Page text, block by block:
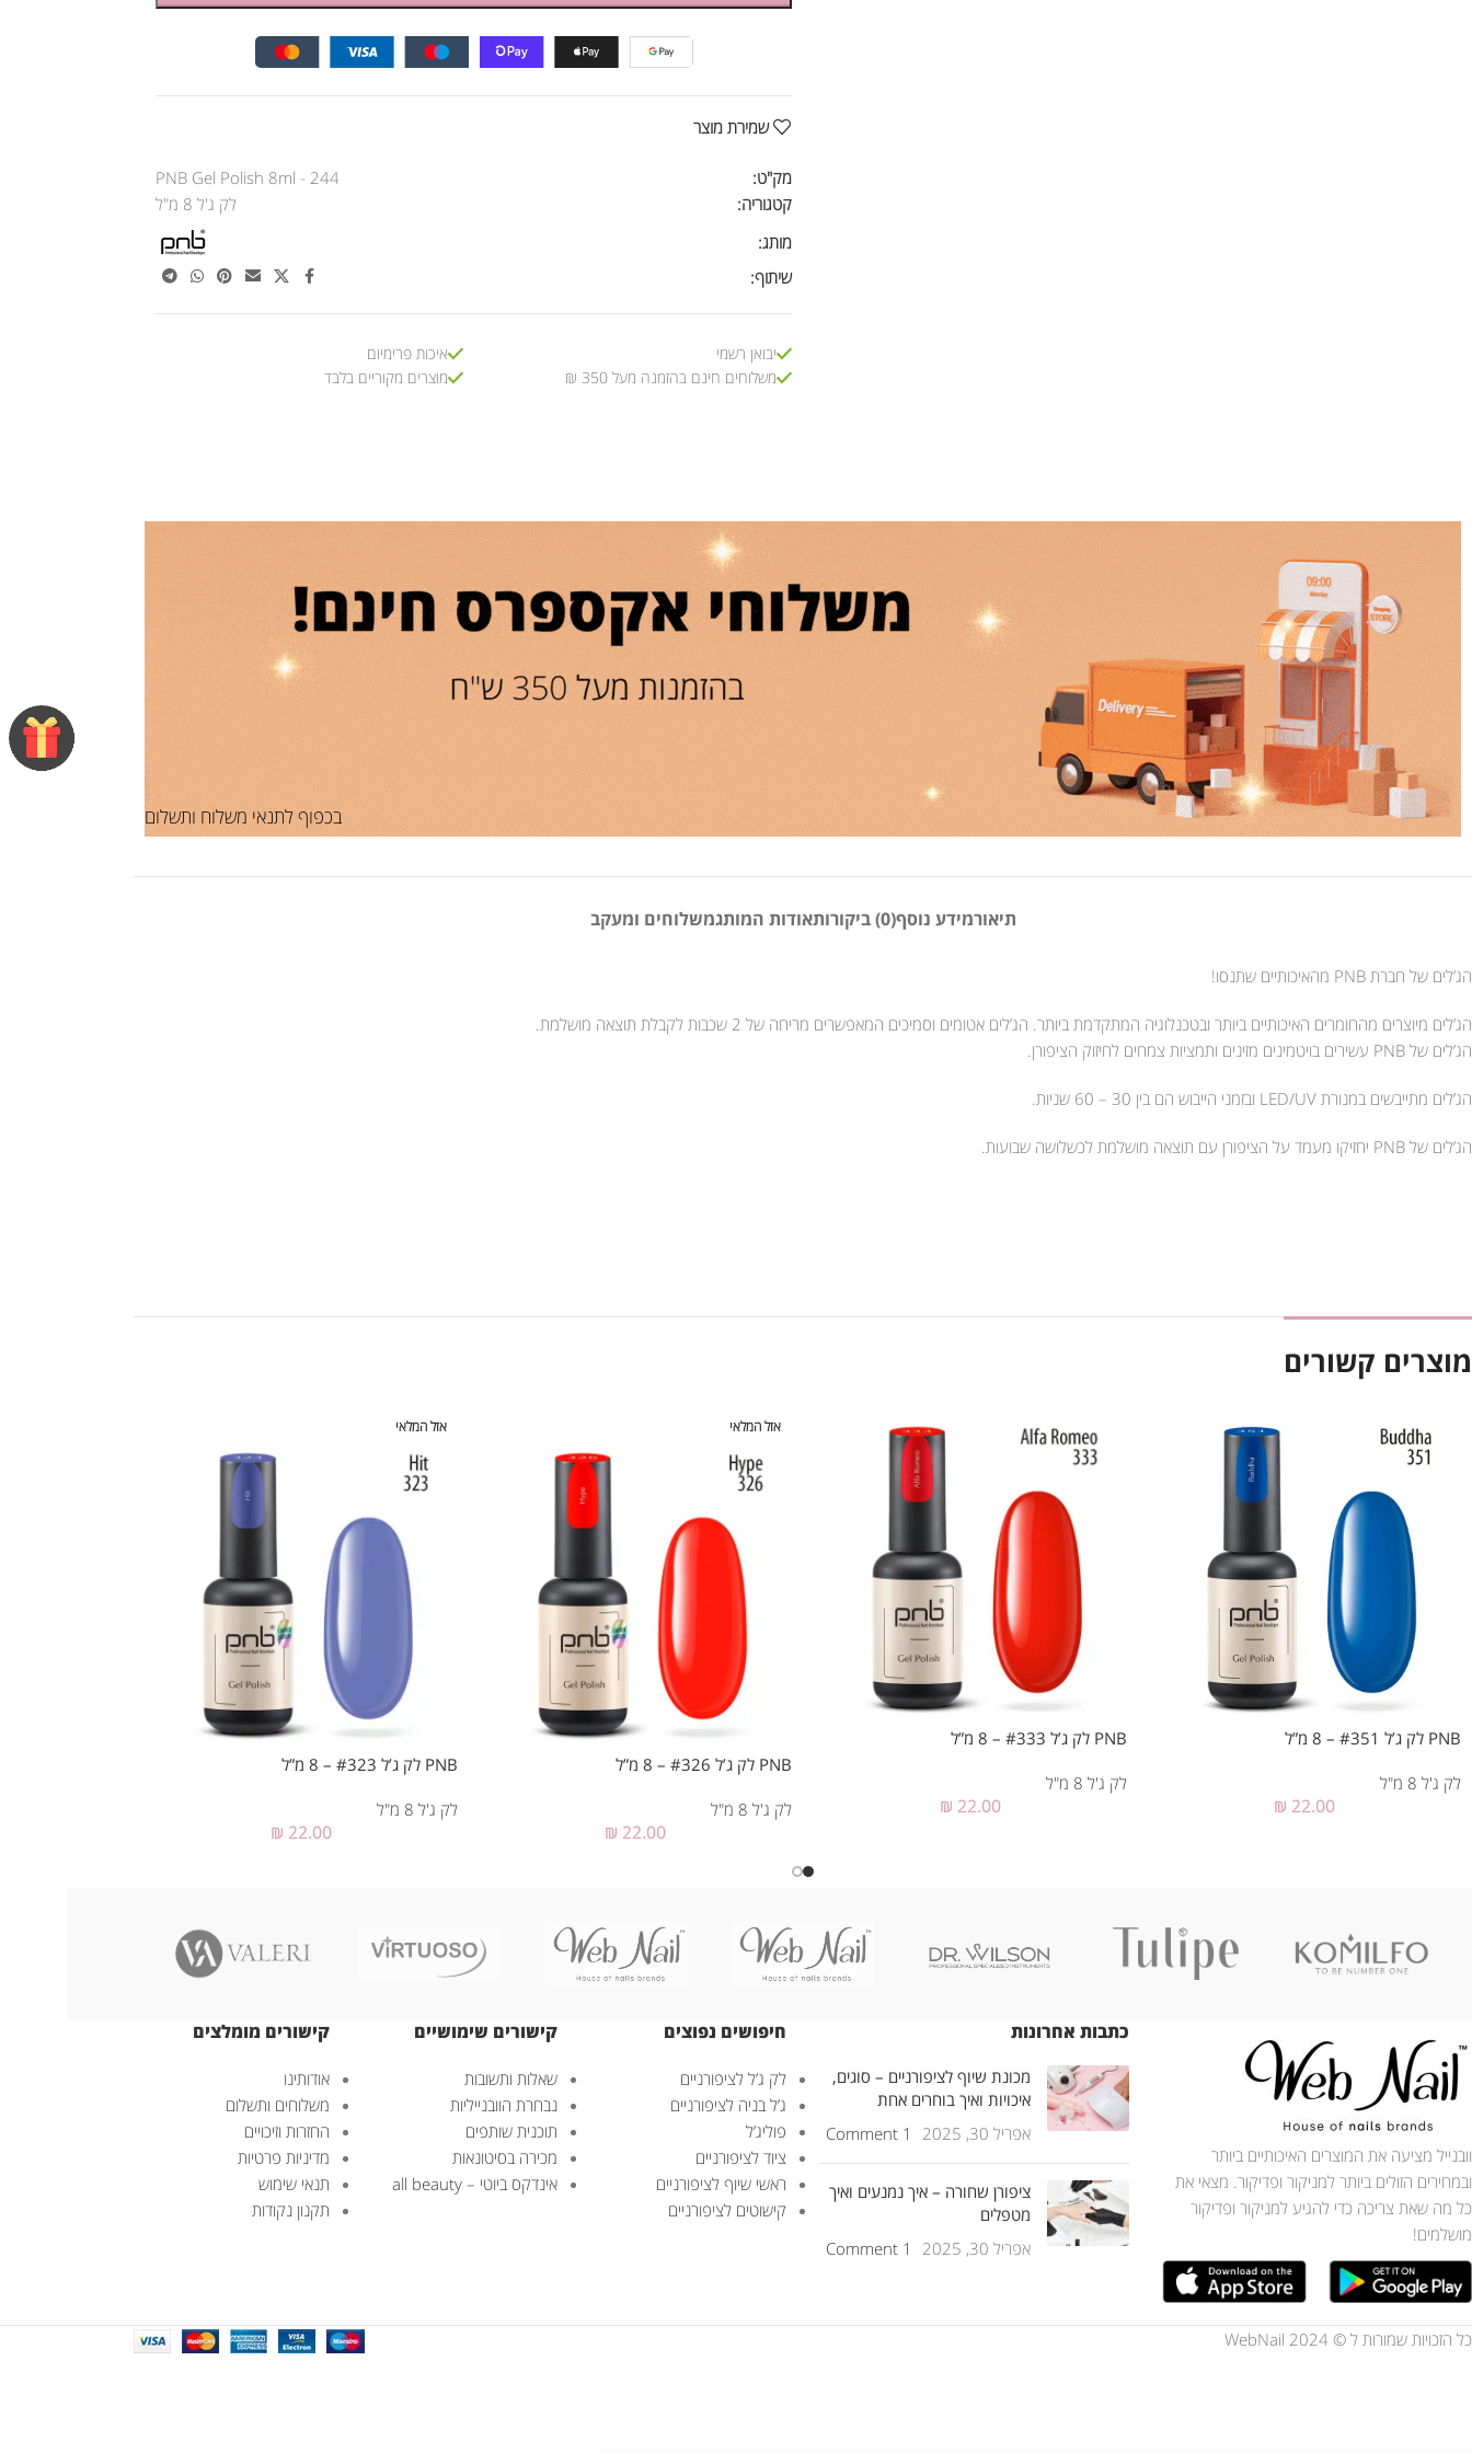
שמירת מוצר
מק"ט:
PNB Gel Polish 8ml - 244
קטגוריה:
לק ג'ל 8 מ"ל
מותג:
שיתוף:
יבואן רשמי
משלוחים חינם בהזמנה מעל 350 ₪
איכות פרימיום
מוצרים מקוריים בלבד
בכפוף לתנאי משלוח ותשלום
תיאורמידע נוסף(0) ביקורות אודות המותגמשלוחים ומעקב
הג’לים של חברת PNB מהאיכותיים שתנסו!
הג’לים מיוצרים מהחומרים האיכותיים ביותר ובטכנלוגיה המתקדמת ביותר. הג’לים אטומים וסמיכים המאפשרים מריחה של 2 שכבות לקבלת תוצאה מושלמת.
הג’לים של PNB עשירים בויטמינים מזינים ותמציות צמחים לחיזוק הציפורן.
הג’לים מתייבשים במנורת LED/UV ובזמני הייבוש הם בין 30 – 60 שניות.
הג’לים של PNB יחזיקו מעמד על הציפורן עם תוצאה מושלמת לכשלושה שבועות.
מוצרים קשורים
PNB לק ג’ל #351 – 8 מ”ל
לק ג'ל 8 מ"ל
₪ 22.00
PNB לק ג’ל #333 – 8 מ”ל
לק ג'ל 8 מ"ל
₪ 22.00
אזל המלאי
PNB לק ג’ל #326 – 8 מ”ל
לק ג'ל 8 מ"ל
₪ 22.00
אזל המלאי
PNB לק ג’ל #323 – 8 מ”ל
לק ג'ל 8 מ"ל
₪ 22.00
וובנייל מציעה את המוצרים האיכותיים ביותר
ובמחירים הזולים ביותר למניקור ופדיקור. מצאי את
כל מה שאת צריכה כדי להגיע למניקור ופדיקור
מושלמים!
כתבות אחרונות
מכונת שיוף לציפורניים – סוגים,
איכויות ואיך בוחרים אחת
אפריל 30, 2025
1 Comment
ציפורן שחורה – איך נמנעים ואיך
מטפלים
אפריל 30, 2025
1 Comment
חיפושים נפוצים
לק ג’ל לציפורניים
ג’ל בניה לציפורניים
פוליג’ל
ציוד לציפורניים
ראשי שיוף לציפורניים
קישוטים לציפורניים
קישורים שימושיים
שאלות ותשובות
נבחרת הוובנייליות
תוכנית שותפים
מכירה בסיטונאות
אינדקס ביוטי – all beauty
קישורים מומלצים
אודותינו
משלוחים ותשלום
החזרות וזיכויים
מדיניות פרטיות
תנאי שימוש
תקנון נקודות
כל הזכויות שמורות ל © WebNail 2024